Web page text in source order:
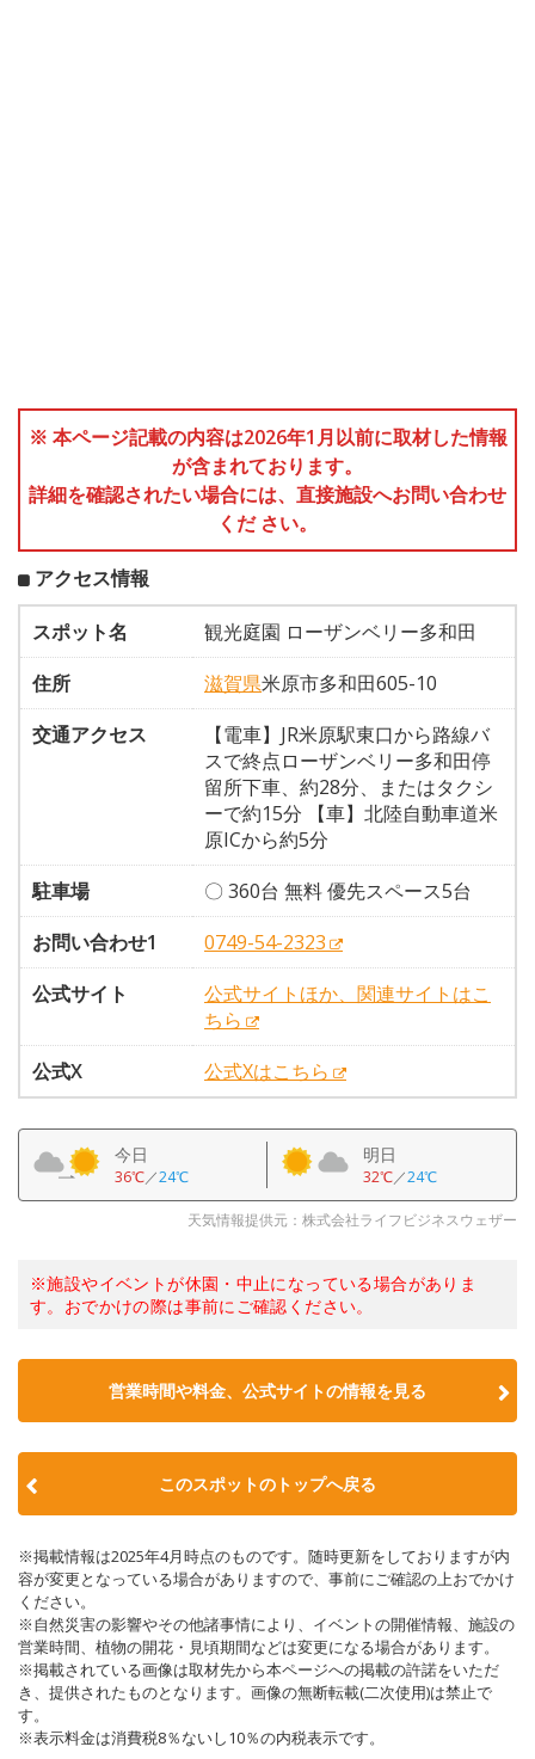
※ 本ページ記載の内容は2026年1月以前に取材した情報
が含まれております。
詳細を確認されたい場合には、直接施設へお問い合わせ
くだ さい。
アクセス情報
スポット名
観光庭園 ローザンベリー多和田
住所
滋賀県米原市多和田605-10
交通アクセス
【電車】JR米原駅東口から路線バ
スで終点ローザンベリー多和田停
留所下車、約28分、またはタクシ
ーで約15分 【車】北陸自動車道米
原ICから約5分
駐車場
〇 360台 無料 優先スペース5台
お問い合わせ1
0749-54-2323
公式サイト
公式サイトほか、関連サイトはこ
ちら
公式X
公式Xはこちら
今日
36℃／24℃
明日
32℃／24℃
天気情報提供元：株式会社ライフビジネスウェザー
※施設やイベントが休園・中止になっている場合がありま
す。おでかけの際は事前にご確認ください。
営業時間や料金、公式サイトの情報を見る
このスポットのトップへ戻る
※掲載情報は2025年4月時点のものです。随時更新をしておりますが内
容が変更となっている場合がありますので、事前にご確認の上おでかけ
ください。
※自然災害の影響やその他諸事情により、イベントの開催情報、施設の
営業時間、植物の開花・見頃期間などは変更になる場合があります。
※掲載されている画像は取材先から本ページへの掲載の許諾をいただ
き、提供されたものとなります。画像の無断転載(二次使用)は禁止で
す。
※表示料金は消費税8％ないし10％の内税表示です。